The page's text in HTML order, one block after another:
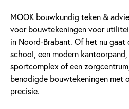
MOOK bouwkundig teken &
voor bouwtekeningen voor
in Noord-Brabant. Of het nu gaat
school, een modern
sportcomplex of een
benodigde bouwtekeningen met
precisie.